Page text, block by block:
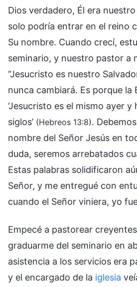
Dios verdadero, Él era
solo podría entrar en el reino
Su nombre. Cuando crecí,
seminario, y nuestro pastor a
“Jesucristo es nuestro
nunca cambiará. Es porque la
‘Jesucristo es el mismo ayer
siglos’ (Hebreos 13:8).
nombre del Señor Jesús en
duda, seremos arrebatados
Estas palabras solidificaron
Señor, y me entregué con
cuando el Señor viniera, yo
Empecé a pastorear
graduarme del seminario en
asistencia a los servicios era
y el encargado de la iglesia